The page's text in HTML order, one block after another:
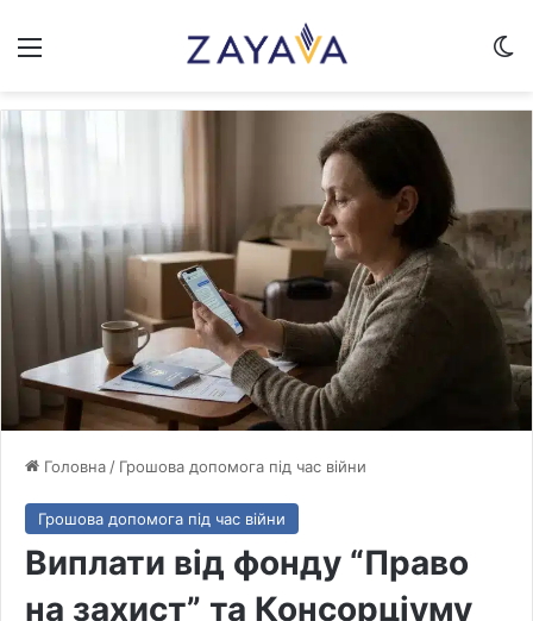
Меню
Головна / Грошова допомога під час війни
Грошова допомога під час війни
Виплати від фонду “Право
на захист” та Консорціуму